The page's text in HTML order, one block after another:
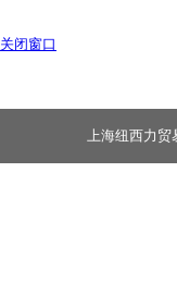
关闭窗口
上海纽西力贸